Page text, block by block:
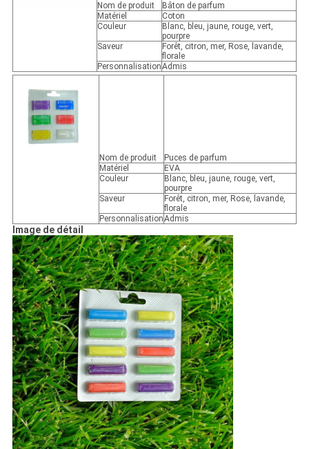
Nom de produit
Bâton de parfum
Matériel
Coton
Couleur
Blanc, bleu, jaune, rouge, vert,
pourpre
Saveur
Forêt, citron, mer, Rose, lavande,
florale
PersonnalisationAdmis
Nom de produit
Puces de parfum
Matériel
EVA
Couleur
Blanc, bleu, jaune, rouge, vert,
pourpre
Saveur
Forêt, citron, mer, Rose, lavande,
florale
PersonnalisationAdmis
Image de détail